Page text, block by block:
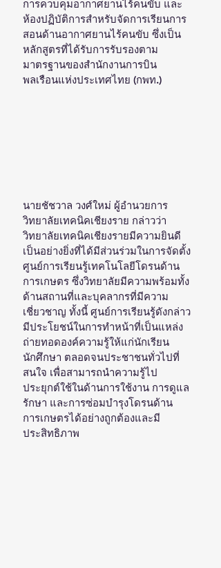
การควบคุมอากาศยานไร้คนขับ และ
ห้องปฏิบัติการสำหรับจัดการเรียนการ
สอนด้านอากาศยานไร้คนขับ ซึ่งเป็น
หลักสูตรที่ได้รับการรับรองตาม
มาตรฐานของสำนักงานการบิน
พลเรือนแห่งประเทศไทย (กพท.)
นายชัชวาล วงศ์ใหม่ ผู้อำนวยการ
วิทยาลัยเทคนิคเชียงราย กล่าวว่า
วิทยาลัยเทคนิคเชียงรายมีความยินดี
เป็นอย่างยิ่งที่ได้มีส่วนร่วมในการจัดตั้ง
ศูนย์การเรียนรู้เทคโนโลยีโดรนด้าน
การเกษตร ซึ่งวิทยาลัยมีความพร้อมทั้ง
ด้านสถานที่และบุคลากรที่มีความ
เชี่ยวชาญ ทั้งนี้ ศูนย์การเรียนรู้ดังกล่าว
มีประโยชน์ในการทำหน้าที่เป็นแหล่ง
ถ่ายทอดองค์ความรู้ให้แก่นักเรียน
นักศึกษา ตลอดจนประชาชนทั่วไปที่
สนใจ เพื่อสามารถนำความรู้ไป
ประยุกต์ใช้ในด้านการใช้งาน การดูแล
รักษา และการซ่อมบำรุงโดรนด้าน
การเกษตรได้อย่างถูกต้องและมี
ประสิทธิภาพ